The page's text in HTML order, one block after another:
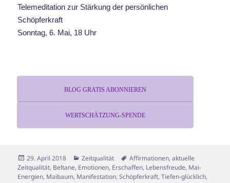
Telemeditation zur Stärkung der persönlichen
Schöpferkraft
Sonntag, 6. Mai, 18 Uhr
BLOG GRATIS ABONNIEREN
WERTSCHÄTZUNG-SPENDE
Veröffentlicht
am
29. April 2018 Kategorien
Zeitqualität Schlagwörter
Affirmationen,aktuelle
Zeitqualität, Beltane, Emotionen, Erschaffen, Lebensfreude, Mai-
Energien, Maibaum, Manifestation,Schöpferkraft,Tiefen-glücklich,